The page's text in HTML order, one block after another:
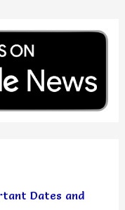
Dates and